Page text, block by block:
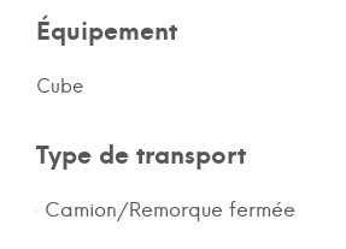
Équipement
Cube
Type de transport
Camion/Remorque fermée